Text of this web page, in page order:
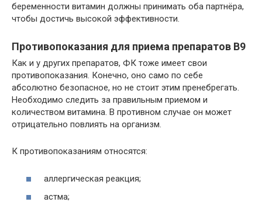
беременности витамин должны принимать оба партнёра,
чтобы достичь высокой эффективности.
Противопоказания для приема препаратов В9
Как и у других препаратов, ФК тоже имеет свои
противопоказания. Конечно, оно само по себе
абсолютно безопасное, но не стоит этим пренебрегать.
Необходимо следить за правильным приемом и
количеством витамина. В противном случае он может
отрицательно повлиять на организм.
К противопоказаниям относятся:
аллергическая реакция;
астма;